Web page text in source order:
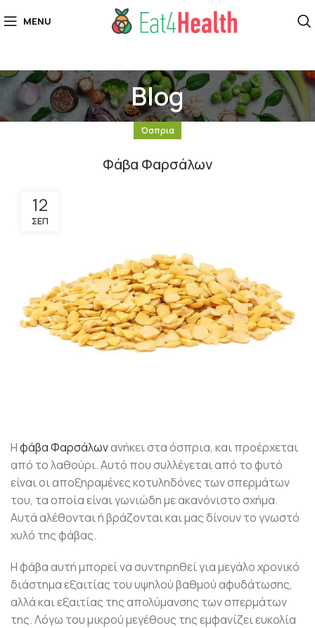
MENU
Blog
Όσπρια
Φάβα Φαρσάλων
12
ΣΕΠ
Ηφάβα Φαρσάλωνανήκει στα όσπρια, και προέρχεται
από το λαθούρι. Αυτό που συλλέγεται από το φυτό
είναι οι αποξηραμένες κοτυληδόνες των σπερμάτων
του, τα οποία είναι γωνιώδη με ακανόνιστο σχήμα.
Αυτά αλέθονται ή βράζονται και μας δίνουν το γνωστό
χυλό της φάβας.
Η φάβα αυτή μπορεί να συντηρηθεί για μεγάλο χρονικό
διάστημα εξαιτίας του υψηλού βαθμού αφυδάτωσης,
αλλά και εξαιτίας της απολύμανσης των σπερμάτων
της. Λόγω του μικρού μεγέθους της εμφανίζει ευκολία